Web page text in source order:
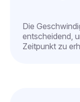
Die
entscheidend,
Zeitpunkt zu